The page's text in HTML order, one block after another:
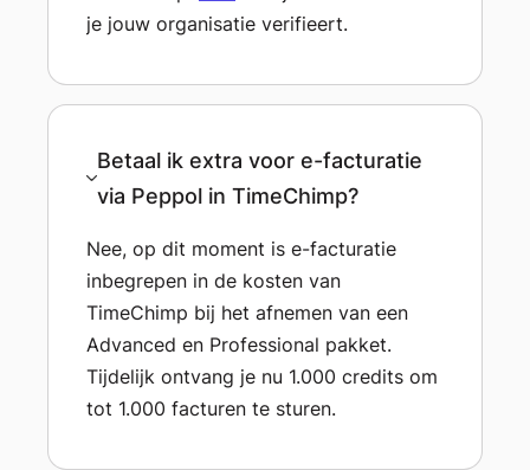
je jouw organisatie verifieert.
Betaal ik extra voor e-facturatie
via Peppol in TimeChimp?
Nee, op dit moment is e-facturatie
inbegrepen in de kosten van
TimeChimp bij het afnemen van een
Advanced en Professional pakket.
Tijdelijk ontvang je nu 1.000 credits om
tot 1.000 facturen te sturen.